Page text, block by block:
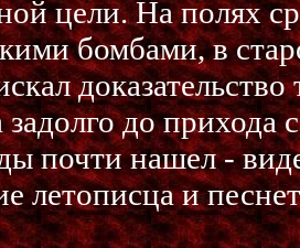
цели. На полях
бомбами, в
задолго до
почти нашел -
летописца и